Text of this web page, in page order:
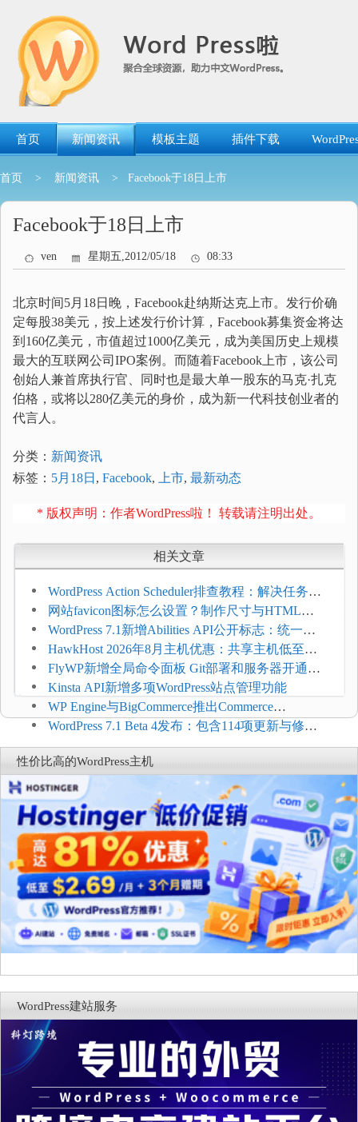
首页 新闻资讯 模板主题 插件下载
首页 > 新闻资讯 > Facebook于18日上市
Facebook于18日上市
ven 星期五,2012/05/18 08:33
北京时间5月18日晚，Facebook赴纳斯达克上市。发行价确
定每股38美元，按上述发行价计算，Facebook募集资金将达
到160亿美元，市值超过1000亿美元，成为美国历史上规模
最大的互联网公司IPO案例。而随着Facebook上市，该公司
创始人兼首席执行官、同时也是最大单一股东的马克·扎克
伯格，或将以280亿美元的身价，成为新一代科技创业者的
代言人。
分类： 新闻资讯
标签： 5月18日 , Facebook, 上市, 最新动态
* 版权声明：作者WordPress啦！ 转载请注明出处。
相关文章
WordPress Action Scheduler排查教程：解决任务积
压和订单延迟
网站favicon图标怎么设置？制作尺寸与HTML添
加方法
WordPress 7.1新增Abilities API公开标志：统一支
持REST API、MCP与AI代理
HawkHost 2026年8月主机优惠：共享主机低至
$2.61/月，高性能主机同步折扣
FlyWP新增全局命令面板 Git部署和服务器开通更
方便
Kinsta API新增多项WordPress站点管理功能
WP Engine与BigCommerce推出Commerce
Connect：WordPress商店可保留前台体验并扩展电
商能力
WordPress 7.1 Beta 4发布：包含114项更新与修
复，仅建议在测试环境体验
性价比高的WordPress主机
WordPress建站服务